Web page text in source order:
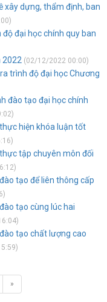
xây dựng, thẩm định, ban
đại học chính quy ban
2022 (02/12/2022 00:00)
trình độ đại học Chương
đào tạo đại học chính
hiện khóa luận tốt
tập chuyên môn đối
tạo để liên thông cấp
tạo cùng lúc hai
tạo chất lượng cao
»